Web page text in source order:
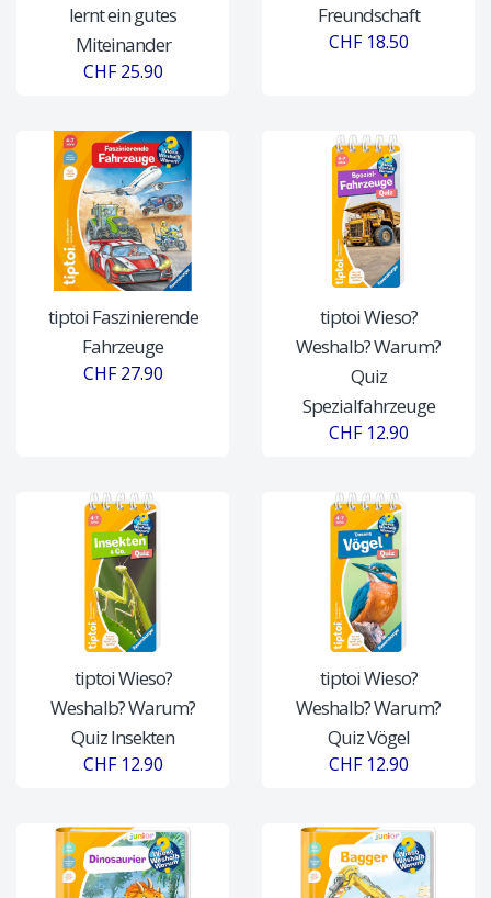
lernt ein gutes
Miteinander
CHF 25.90
Freundschaft
CHF 18.50
tiptoi Faszinierende
Fahrzeuge
CHF 27.90
tiptoi Wieso?
Weshalb? Warum?
Quiz
Spezialfahrzeuge
CHF 12.90
tiptoi Wieso?
Weshalb? Warum?
Quiz Insekten
CHF 12.90
tiptoi Wieso?
Weshalb? Warum?
Quiz Vögel
CHF 12.90